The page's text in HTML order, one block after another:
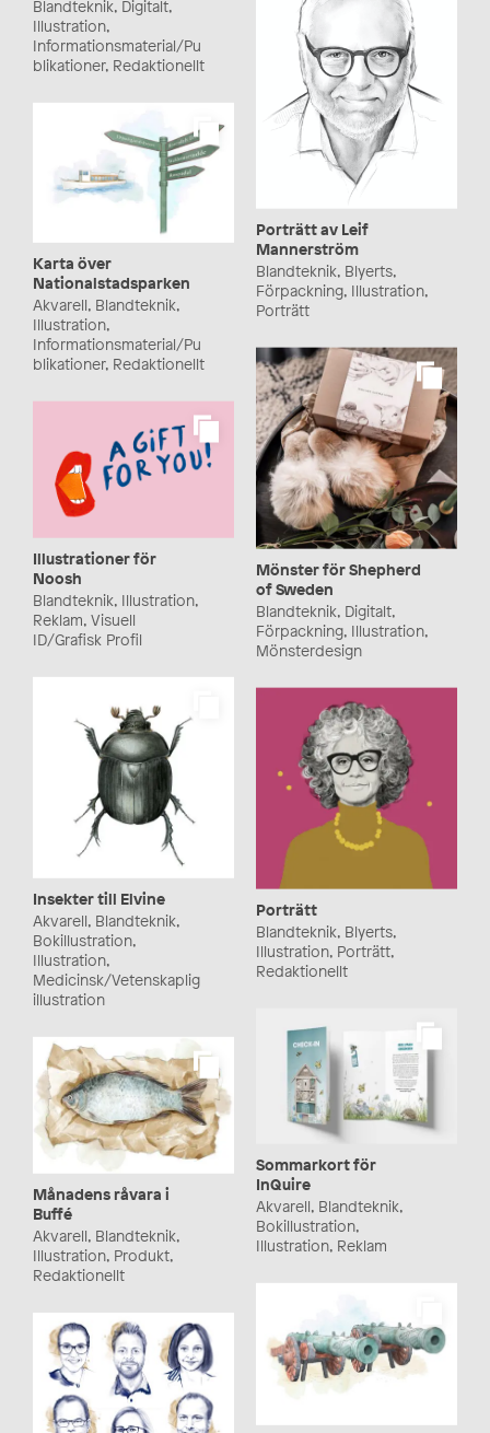
Blandteknik, Digitalt,
Illustration,
Informationsmaterial/Pu
blikationer, Redaktionellt
Porträtt av Leif
Mannerström
Blandteknik, Blyerts,
Förpackning, Illustration,
Porträtt
Karta över
Nationalstadsparken
Akvarell, Blandteknik,
Illustration,
Informationsmaterial/Pu
blikationer, Redaktionellt
Mönster för Shepherd
of Sweden
Blandteknik, Digitalt,
Förpackning, Illustration,
Mönsterdesign
Illustrationer för
Noosh
Blandteknik, Illustration,
Reklam, Visuell
ID/Grafisk Profil
Insekter till Elvine
Akvarell, Blandteknik,
Bokillustration,
Illustration,
Medicinsk/Vetenskaplig
illustration
Porträtt
Blandteknik, Blyerts,
Illustration, Porträtt,
Redaktionellt
Sommarkort för
InQuire
Akvarell, Blandteknik,
Bokillustration,
Illustration, Reklam
Månadens råvara i
Buffé
Akvarell, Blandteknik,
Illustration, Produkt,
Redaktionellt